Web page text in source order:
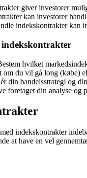
giver investorer
kan investorer
indekskontrakter kan
indekskontrakter
hvilket
om du vil gå long (købe)
din handelsstrategi og
foretaget din analyse
indekskontrakter
at have en vel